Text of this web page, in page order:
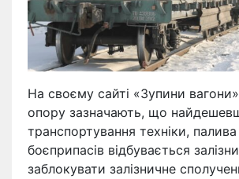
На своєму сайті «Зупини
опору зазначають, що
транспортування техніки,
боєприпасів відбувається
заблокувати залізничне